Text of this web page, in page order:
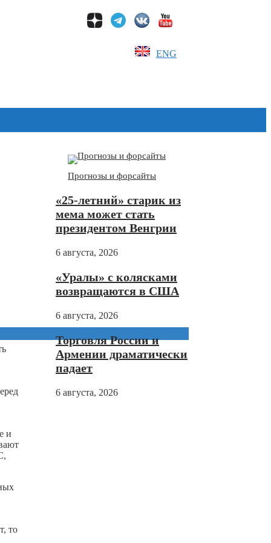
ENG
и
то
Прогнозы и форсайты
«25-летний» старик из
мема может стать
президентом Венгрии
6 августа, 2026
«Уралы» с колясками
возвращаются в США
6 августа, 2026
Торговля России и
Армении драматически
падает
6 августа, 2026